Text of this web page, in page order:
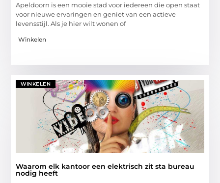
Apeldoorn is een mooie stad voor iedereen die open staat
voor nieuwe ervaringen en geniet van een actieve
levensstijl. Als je hier wilt wonen of
Winkelen
WINKELEN
Waarom elk kantoor een elektrisch zit sta bureau
nodig heeft